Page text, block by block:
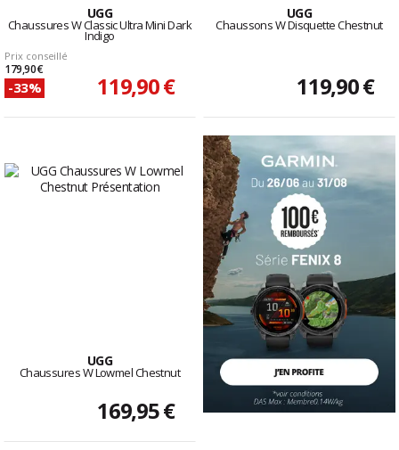
UGG
Chaussures W Classic Ultra Mini Dark
Indigo
Prix conseillé
179,90 €
-33% 119,90 €
UGG
Chaussons W Disquette Chestnut
119,90 €
UGG
Chaussures W Lowmel Chestnut
169,95 €